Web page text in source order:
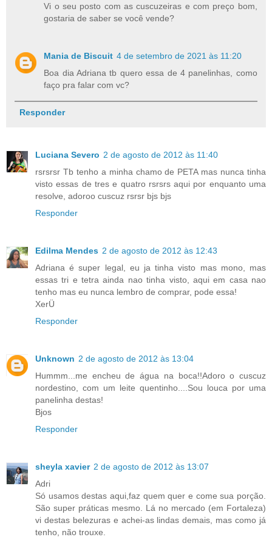
Vi o seu posto com as cuscuzeiras e com preço bom,
gostaria de saber se você vende?
Mania de Biscuit 4 de setembro de 2021 às 11:20
Boa dia Adriana tb quero essa de 4 panelinhas, como
faço pra falar com vc?
Responder
Luciana Severo 2 de agosto de 2012 às 11:40
rsrsrsr Tb tenho a minha chamo de PETA mas nunca tinha
visto essas de tres e quatro rsrsrs aqui por enquanto uma
resolve, adoroo cuscuz rsrsr bjs bjs
Responder
Edilma Mendes 2 de agosto de 2012 às 12:43
Adriana é super legal, eu ja tinha visto mas mono, mas
essas tri e tetra ainda nao tinha visto, aqui em casa nao
tenho mas eu nunca lembro de comprar, pode essa!
XerÜ
Responder
Unknown 2 de agosto de 2012 às 13:04
Hummm...me encheu de água na boca!!Adoro o cuscuz
nordestino, com um leite quentinho....Sou louca por uma
panelinha destas!
Bjos
Responder
sheyla xavier 2 de agosto de 2012 às 13:07
Adri
Só usamos destas aqui,faz quem quer e come sua porção.
São super práticas mesmo. Lá no mercado (em Fortaleza)
vi destas belezuras e achei-as lindas demais, mas como já
tenho, não trouxe.